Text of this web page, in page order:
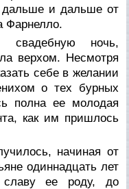
дальше и дальше от
Фарнелло.
свадебную ночь,
верхом. Несмотря
себе в желании
о тех бурных
полна ее молодая
как им пришлось
начиная от
одиннадцать лет
ее роду, до